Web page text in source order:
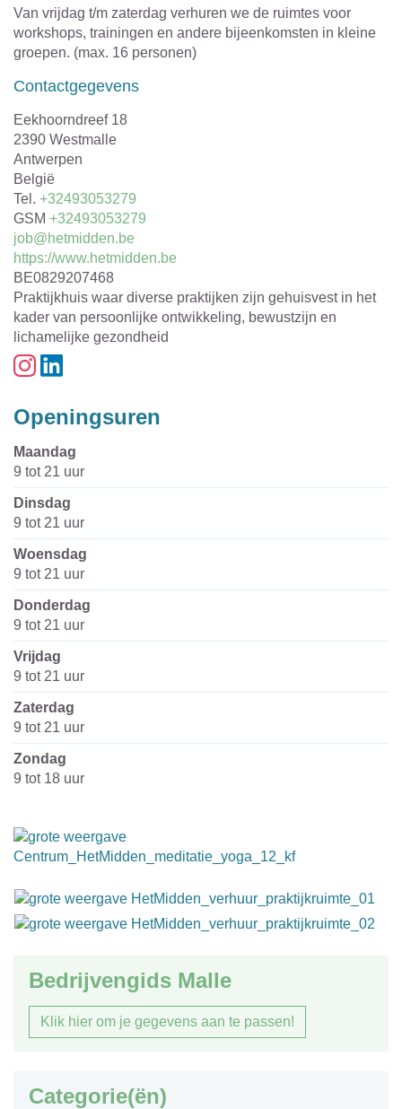
Van vrijdag t/m zaterdag verhuren we de ruimtes voor
workshops, trainingen en andere bijeenkomsten in kleine
groepen. (max. 16 personen)
Contactgegevens
Adres
Eekhoorndreef 18
,2390 Westmalle
Provincie
Antwerpen
Land
België
Tel. +32493053279
GSM +32493053279
E-
mail
job@hetmidden.be
Website
https://www.hetmidden.be
Ondernemingsnummer
BE0829207468
Organisatietype
Praktijkhuis waar diverse praktijken zijn gehuisvest in het
kader van persoonlijke ontwikkeling, bewustzijn en
lichamelijke gezondheid
Instagram
Linkedin
Openingsuren
maandag
9 tot 21 uur
dinsdag
9 tot 21 uur
woensdag
9 tot 21 uur
donderdag
9 tot 21 uur
vrijdag
9 tot 21 uur
zaterdag
9 tot 21 uur
zondag
9 tot 18 uur
Bedrijvengids Malle
Klik hier om je gegevens aan te passen!
Categorie(ën)